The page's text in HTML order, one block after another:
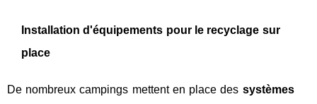
Installation d'équipements pour le recyclage sur
place
De nombreux campings mettent en place des systèmes